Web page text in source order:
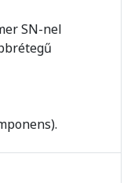
SN-nel